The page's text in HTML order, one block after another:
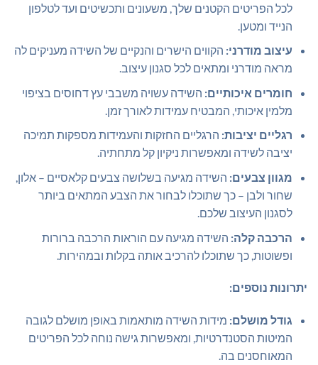
לכל הפריטים הקטנים שלך, משעונים ותכשיטים ועד לטלפון
הנייד ומטען.
עיצוב מודרני: הקווים הישרים והנקיים של השידה מעניקים לה
מראה מודרני ומתאים לכל סגנון עיצוב.
חומרים איכותיים: השידה עשויה משבבי עץ דחוסים בציפוי
מלמין איכותי, המבטיח עמידות לאורך זמן.
רגליים יציבות: הרגליים החזקות והעמידות מספקות תמיכה
יציבה לשידה ומאפשרות ניקיון קל מתחתיה.
מגוון צבעים: השידה מגיעה בשלושה צבעים קלאסיים – אלון,
שחור ולבן – כך שתוכלו לבחור את הצבע המתאים ביותר
לסגנון העיצוב שלכם.
הרכבה קלה: השידה מגיעה עם הוראות הרכבה ברורות
ופשוטות, כך שתוכלו להרכיב אותה בקלות ובמהירות.
יתרונות נוספים:
גודל מושלם: מידות השידה מותאמות באופן מושלם לגובה
המיטות הסטנדרטיות, ומאפשרות גישה נוחה לכל הפריטים
המאוחסנים בה.